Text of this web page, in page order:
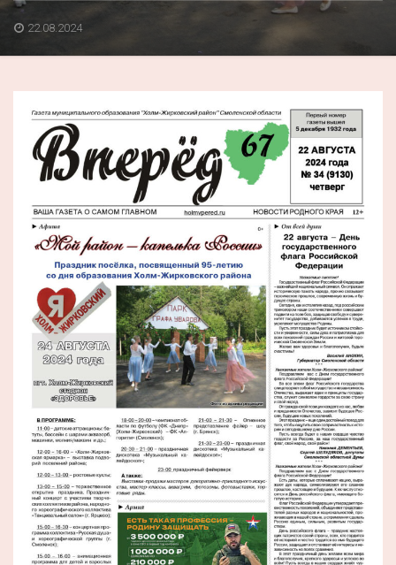
Национальные проекты
Перепись — 2020
22.08.2024